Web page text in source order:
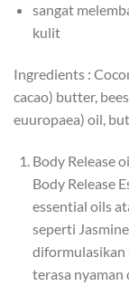
sangat
kulit
Ingredients :
cacao) butter,
euuropaea) oil,
Body Release
Body Release
essential oils
seperti
diformulasikan
terasa nyaman